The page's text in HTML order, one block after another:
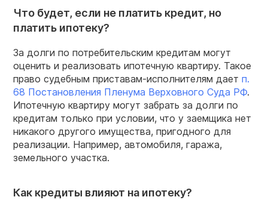
Что будет, если не платить кредит, но
платить ипотеку?
За долги по потребительским кредитам могут
оценить и реализовать ипотечную квартиру. Такое
право судебным приставам-исполнителям дает п.
68 Постановления Пленума Верховного Суда РФ.
Ипотечную квартиру могут забрать за долги по
кредитам только при условии, что у заемщика нет
никакого другого имущества, пригодного для
реализации. Например, автомобиля, гаража,
земельного участка.
Как кредиты влияют на ипотеку?